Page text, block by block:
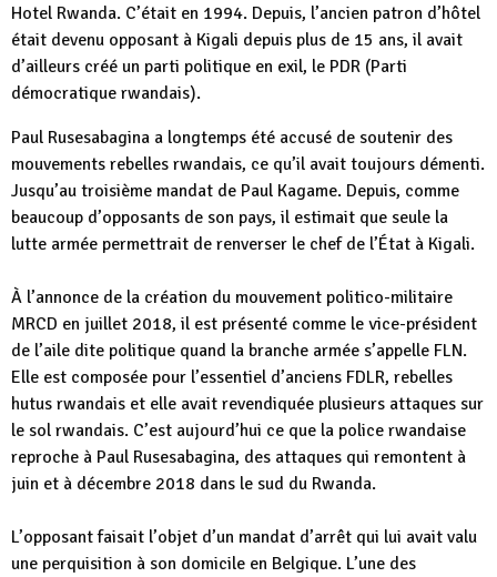
Hotel Rwanda. C’était en 1994. Depuis, l’ancien patron d’hôtel
était devenu opposant à Kigali depuis plus de 15 ans, il avait
d’ailleurs créé un parti politique en exil, le PDR (Parti
démocratique rwandais).
Paul Rusesabagina a longtemps été accusé de soutenir des
mouvements rebelles rwandais, ce qu’il avait toujours démenti.
Jusqu’au troisième mandat de Paul Kagame. Depuis, comme
beaucoup d’opposants de son pays, il estimait que seule la
lutte armée permettrait de renverser le chef de l’État à Kigali.
À l’annonce de la création du mouvement politico-militaire
MRCD en juillet 2018, il est présenté comme le vice-président
de l’aile dite politique quand la branche armée s’appelle FLN.
Elle est composée pour l’essentiel d’anciens FDLR, rebelles
hutus rwandais et elle avait revendiquée plusieurs attaques sur
le sol rwandais. C’est aujourd’hui ce que la police rwandaise
reproche à Paul Rusesabagina, des attaques qui remontent à
juin et à décembre 2018 dans le sud du Rwanda.
L’opposant faisait l’objet d’un mandat d’arrêt qui lui avait valu
une perquisition à son domicile en Belgique. L’une des